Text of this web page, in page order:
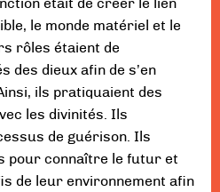
était de créer le lien
le monde matériel et le
rôles étaient de
des dieux afin de s’en
ils pratiquaient des
les divinités. Ils
de guérison. Ils
pour connaître le futur et
de leur environnement afin